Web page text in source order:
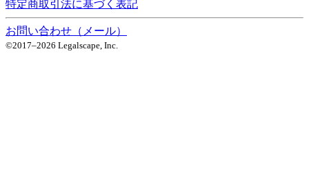
特定商取引法に基づく表記
お問い合わせ（メール）
©2017–2026 Legalscape, Inc.